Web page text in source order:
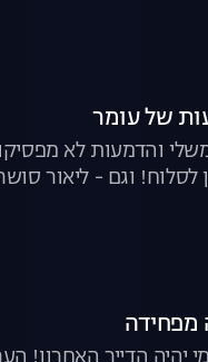
משלי והדמעות לא
וגם - ליאור